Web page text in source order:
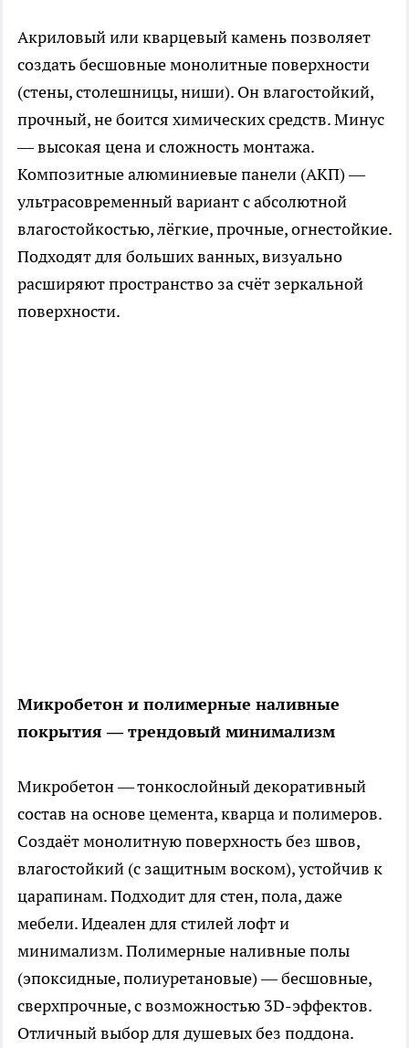
Акриловый или кварцевый камень позволяет
создать бесшовные монолитные поверхности
(стены, столешницы, ниши). Он влагостойкий,
прочный, не боится химических средств. Минус
— высокая цена и сложность монтажа.
Композитные алюминиевые панели (АКП) —
ультрасовременный вариант с абсолютной
влагостойкостью, лёгкие, прочные, огнестойкие.
Подходят для больших ванных, визуально
расширяют пространство за счёт зеркальной
поверхности.
Микробетон и полимерные наливные
покрытия — трендовый минимализм
Микробетон — тонкослойный декоративный
состав на основе цемента, кварца и полимеров.
Создаёт монолитную поверхность без швов,
влагостойкий (с защитным воском), устойчив к
царапинам. Подходит для стен, пола, даже
мебели. Идеален для стилей лофт и
минимализм. Полимерные наливные полы
(эпоксидные, полиуретановые) — бесшовные,
сверхпрочные, с возможностью 3D-эффектов.
Отличный выбор для душевых без поддона.